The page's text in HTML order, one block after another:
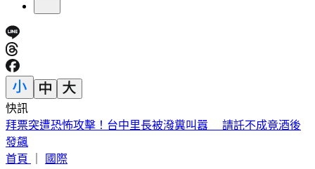
快訊
北市6旬老姊姊大街狂毆56歲弟 背後心酸原因曝
首頁